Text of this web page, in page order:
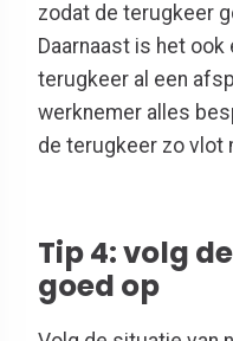
zodat de terugkeer
Daarnaast is het
terugkeer al een
werknemer alles
de terugkeer zo vlot
Tip 4: volg
goed op